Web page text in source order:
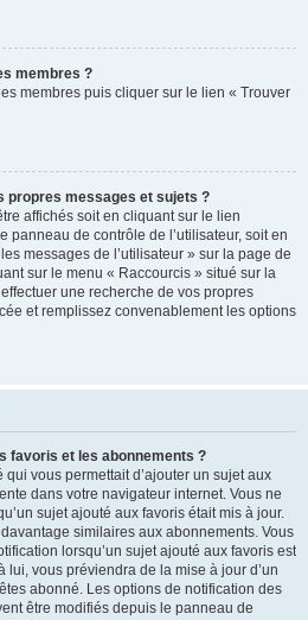
membres ?
membres puis cliquer sur le lien « Trouver
propres messages et sujets ?
affichés soit en cliquant sur le lien
panneau de contrôle de l’utilisateur, soit en
messages de l’utilisateur » sur la page de
sur le menu « Raccourcis » situé sur la
une recherche de vos propres
et remplissez convenablement les options
favoris et les abonnements ?
vous permettait d’ajouter un sujet aux
dans votre navigateur internet. Vous ne
sujet ajouté aux favoris était mis à jour.
similaires aux abonnements. Vous
lorsqu’un sujet ajouté aux favoris est
lui, vous préviendra de la mise à jour d’un
abonné. Les options de notification des
être modifiés depuis le panneau de